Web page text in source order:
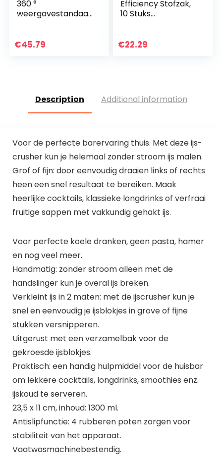
360 °
weergavestandaar
weergeven van
€45.79
Efficiency Stofzak,
10 Stuks
Stoffilterzakken
€22.29
Description Additional information
Voor de perfecte barervaring thuis. Met deze ijs-
crusher kun je helemaal zonder stroom ijs malen.
Grof of fijn: door eenvoudig draaien links of rechts
heen een snel resultaat te bereiken. Maak
heerlijke cocktails, klassieke longdrinks of verfraai
fruitige sappen met vakkundig gehakt ijs.
Voor perfecte koele dranken, geen pasta, hamer
en nog veel meer.
Handmatig: zonder stroom alleen met de
handslinger kun je overal ijs breken.
Verkleint ijs in 2 maten: met de ijscrusher kun je
snel en eenvoudig je ijsblokjes in grove of fijne
stukken versnipperen.
Uitgerust met een verzamelbak voor de
gekroesde ijsblokjes.
Praktisch: een handig hulpmiddel voor de huisbar
om lekkere cocktails, longdrinks, smoothies enz.
ijskoud te serveren.
23,5 x 11 cm, inhoud: 1300 ml.
Antislipfunctie: 4 rubberen poten zorgen voor
stabiliteit van het apparaat.
Vaatwasmachinebestendig.